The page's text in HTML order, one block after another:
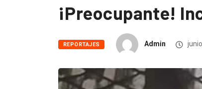
¡Preocupante!
REPORTAJES Admin